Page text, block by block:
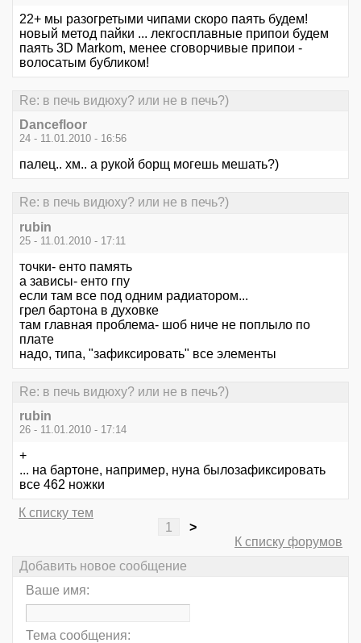
22+ мы разогретыми чипами скоро паять будем!
новый метод пайки ... лекгосплавные припои будем
паять 3D Markom, менее сговорчивые припои -
волосатым бубликом!
Re: в печь видюху? или не в печь?)
Dancefloor
24 - 11.01.2010 - 16:56
палец.. хм.. а рукой борщ могешь мешать?)
Re: в печь видюху? или не в печь?)
rubin
25 - 11.01.2010 - 17:11
точки- енто память
а зависы- енто гпу
если там все под одним радиатором...
грел бартона в духовке
там главная проблема- шоб ниче не поплыло по
плате
надо, типа, "зафиксировать" все элементы
Re: в печь видюху? или не в печь?)
rubin
26 - 11.01.2010 - 17:14
+
... на бартоне, например, нуна былозафиксировать
все 462 ножки
К списку тем
1
>
К списку форумов
Добавить новое сообщение
Ваше имя:
Тема сообщения: